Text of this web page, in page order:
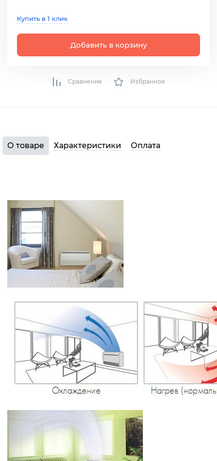
Купить в 1 клик
Добавить в корзину
Сравнение Избранное
О товаре Характеристики Оплата